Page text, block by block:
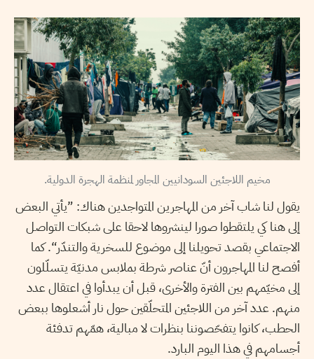
مخيم اللاجئين السودانيين المجاور لمنظمة الهجرة الدولية.
يقول لنا شاب آخر من المهاجرين المتواجدين هناك: ”يأتي البعض
إلى هنا كي يلتقطوا صورا لينشروها لاحقا على شبكات التواصل
الاجتماعي بقصد تحويلنا إلى موضوع للسخرية والتندّر“. كما
أفصح لنا المهاجرون أنّ عناصر شرطة بملابس مدنيّة يتسلّلون
إلى مخيّمهم بين الفترة والأخرى، قبل أن يبدأوا في اعتقال عدد
منهم. عدد آخر من اللاجئين المتحلّقين حول نار أشعلوها ببعض
الحطب، كانوا يتفحّصوننا بنظرات لا مبالية، همّهم تدفئة
أجسامهم في هذا اليوم البارد.